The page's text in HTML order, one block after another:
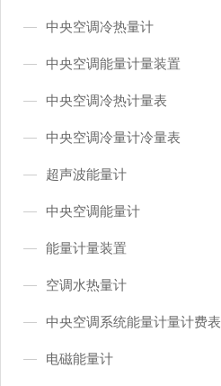
中央空调冷热量计
中央空调能量计量装置
中央空调冷热计量表
中央空调冷量计冷量表
超声波能量计
中央空调能量计
能量计量装置
空调水热量计
中央空调系统能量计量计费表
电磁能量计